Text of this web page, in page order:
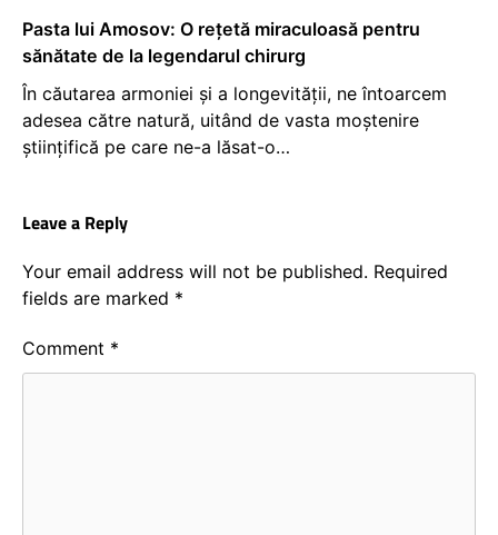
Pasta lui Amosov: O rețetă miraculoasă pentru
sănătate de la legendarul chirurg
În căutarea armoniei și a longevității, ne întoarcem
adesea către natură, uitând de vasta moștenire
științifică pe care ne-a lăsat-o…
Leave a Reply
Your email address will not be published. Required
fields are marked *
Comment *